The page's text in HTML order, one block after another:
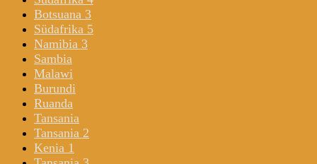
Botsuana 3
Südafrika 5
Namibia 3
Sambia
Malawi
Burundi
Ruanda
Tansania
Tansania 2
Kenia 1